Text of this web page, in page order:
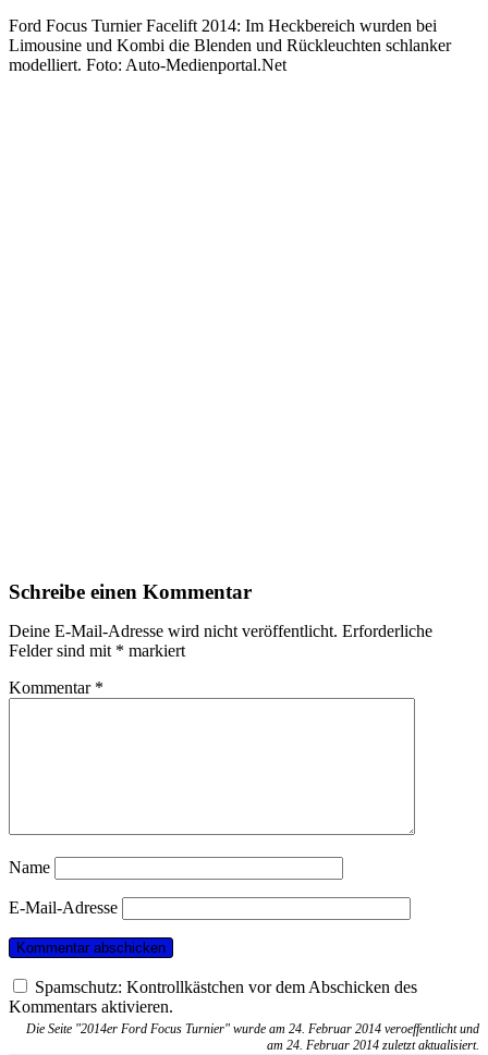
Ford Focus Turnier Facelift 2014: Im Heckbereich wurden bei
Limousine und Kombi die Blenden und Rückleuchten schlanker
modelliert. Foto: Auto-Medienportal.Net
Schreibe einen Kommentar
Deine E-Mail-Adresse wird nicht veröffentlicht. Erforderliche
Felder sind mit * markiert
Kommentar *
Name
E-Mail-Adresse
Spamschutz: Kontrollkästchen vor dem Abschicken des
Kommentars aktivieren.
Die Seite "2014er Ford Focus Turnier" wurde am 24. Februar 2014 veroeffentlicht und
am 24. Februar 2014 zuletzt aktualisiert.